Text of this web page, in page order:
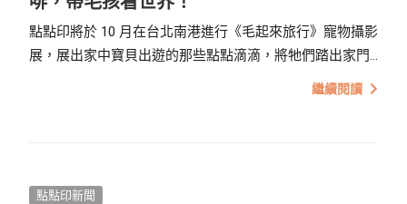
點點印將於 10 月在台北南港進行《毛起來旅行》寵物攝影
展，展出家中寶貝出遊的那些點點滴滴，將牠們踏出家門
外的興奮，第一次踏浪、第一次搭車的這些平凡卻重要的
繼續閱讀
點點印新聞